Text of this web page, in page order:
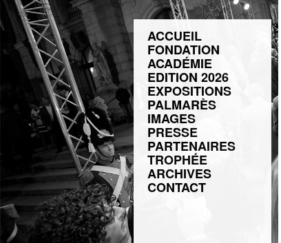
ACCUEIL
FONDATION
ACADÉMIE
EDITION 2026
EXPOSITIONS
PALMARÈS
IMAGES
PRESSE
PARTENAIRES
TROPHÉE
ARCHIVES
CONTACT